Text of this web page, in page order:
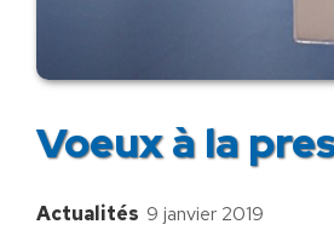
Voeux à la
Actualités 9 janvier 2019